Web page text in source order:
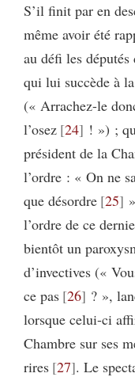
S’il finit par en
même avoir été
au défi les
qui lui succède à
(« Arrachez-le
l’osez 24
! ») ;
président de la
l’ordre : « On ne
que désordre 25
l’ordre de ce
bientôt un
d’invectives («
ce pas 26 ? »,
lorsque celui-ci
Chambre sur ses
rires 27 . Le